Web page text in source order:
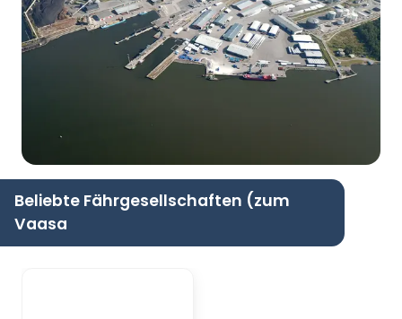
Beliebte Fährgesellschaften (zum
Vaasa